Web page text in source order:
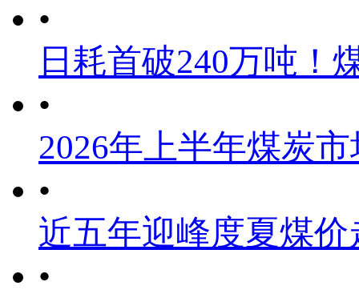
•
日耗首破240万吨！
•
2026年上半年煤炭
•
近五年迎峰度夏煤价
•